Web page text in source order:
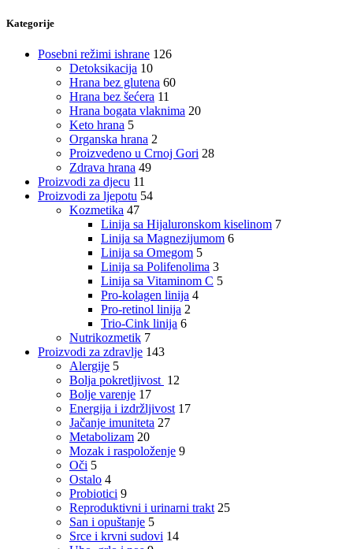
Kategorije
Posebni režimi ishrane 126
Detoksikacija 10
Hrana bez glutena 60
Hrana bez šećera 11
Hrana bogata vlaknima 20
Keto hrana 5
Organska hrana 2
Proizvedeno u Crnoj Gori 28
Zdrava hrana 49
Proizvodi za djecu 11
Proizvodi za ljepotu 54
Kozmetika 47
Linija sa Hijaluronskom kiselinom 7
Linija sa Magnezijumom 6
Linija sa Omegom 5
Linija sa Polifenolima 3
Linija sa Vitaminom C 5
Pro-kolagen linija 4
Pro-retinol linija 2
Trio-Cink linija 6
Nutrikozmetik 7
Proizvodi za zdravlje 143
Alergije 5
Bolja pokretljivost 12
Bolje varenje 17
Energija i izdržljivost 17
Jačanje imuniteta 27
Metabolizam 20
Mozak i raspoloženje 9
Oči 5
Ostalo 4
Probiotici 9
Reproduktivni i urinarni trakt 25
San i opuštanje 5
Srce i krvni sudovi 14